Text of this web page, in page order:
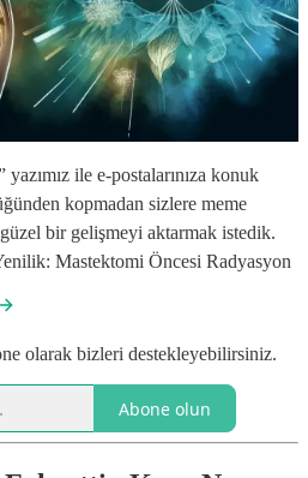
ile e-postalarınıza konuk
kopmadan sizlere meme
bir gelişmeyi aktarmak istedik.
Mastektomi Öncesi Radyasyon
olarak bizleri destekleyebilirsiniz.
Abone olun